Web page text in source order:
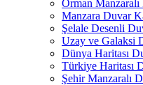
Orman Manzaralı
Manzara Duvar
Şelale Desenli
Uzay ve Galaksi
Dünya Haritası
Türkiye Haritası
Şehir Manzaralı